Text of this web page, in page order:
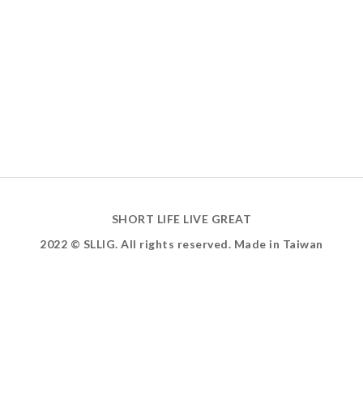
SHORT LIFE LIVE GREAT
2022 © SLLIG. All rights reserved. Made in Taiwan